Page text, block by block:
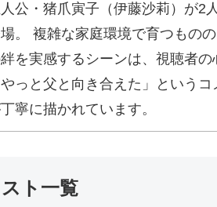
公・猪爪寅子（伊藤沙莉）が2
。 複雑な家庭環境で育つもの
を実感するシーンは、視聴者の
やっと父と向き合えた」という
寧に描かれています。
ト一覧